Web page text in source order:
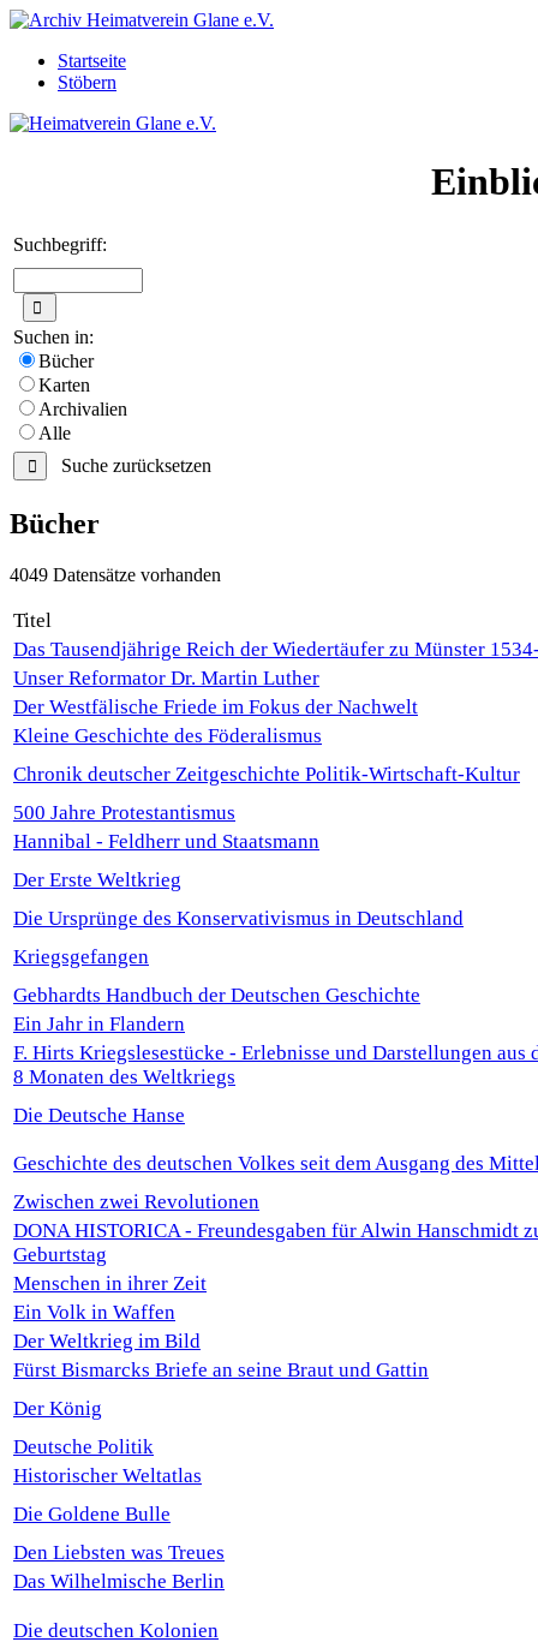
Startseite
Stöbern
Suchbegriff:
Suchen in:
Bücher
Karten
Archivalien
Alle
Suche zurücksetzen
Bücher
4049 Datensätze vorhanden
Titel
Das Tausendjährige Reich der Wiedertäufer zu Münster
Unser Reformator Dr. Martin Luther
Der Westfälische Friede im Fokus der Nachwelt
Kleine Geschichte des Föderalismus
Chronik deutscher Zeitgeschichte Politik-Wirtschaft-Kultur
500 Jahre Protestantismus
Hannibal - Feldherr und Staatsmann
Der Erste Weltkrieg
Die Ursprünge des Konservativismus in Deutschland
Kriegsgefangen
Gebhardts Handbuch der Deutschen Geschichte
Ein Jahr in Flandern
F. Hirts Kriegslesestücke - Erlebnisse und Darstellungen aus
8 Monaten des Weltkriegs
Die Deutsche Hanse
Geschichte des deutschen Volkes seit dem Ausgang des
Zwischen zwei Revolutionen
DONA HISTORICA - Freundesgaben für Alwin Hanschmidt
Geburtstag
Menschen in ihrer Zeit
Ein Volk in Waffen
Der Weltkrieg im Bild
Fürst Bismarcks Briefe an seine Braut und Gattin
Der König
Deutsche Politik
Historischer Weltatlas
Die Goldene Bulle
Den Liebsten was Treues
Das Wilhelmische Berlin
Die deutschen Kolonien